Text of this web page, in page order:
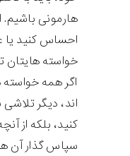
هارمونی باشیم.
احساس کنید یا
خواسته هایتان
اگر همه
اند، دیگر
کنید، بلکه از
سپاس گذار آن